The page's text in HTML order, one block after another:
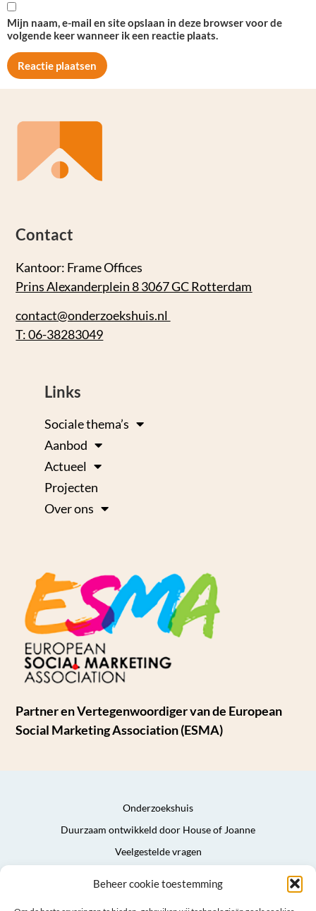
Beheer cookie toestemming
Mijn naam, e-mail en site opslaan in deze browser voor de
volgende keer wanneer ik een reactie plaats.
Contact
Kantoor: Frame Offices
Prins Alexanderplein 8 3067 GC Rotterdam
contact@onderzoekshuis.nl
T: 06-38283049
Links
Sociale thema’s
Aanbod
Actueel
Projecten
Over ons
Partner en Vertegenwoordiger van de European
Social Marketing Association (ESMA)
Onderzoekshuis
Duurzaam ontwikkeld door House of Joanne
Veelgestelde vragen